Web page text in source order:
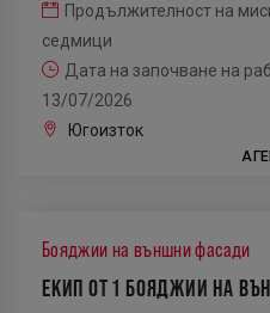
Продължителност на
седмици
Дата на започване на
13/07/2026
Югоизток
Бояджии на външни фасади
ЕКИП ОТ 1 БОЯДЖИИ НА